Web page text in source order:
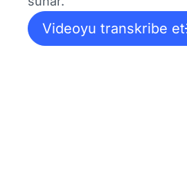
Videoyu transkribe et